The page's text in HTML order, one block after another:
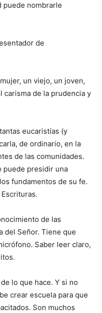
puede nombrarle
de
un viejo, un joven,
carisma de la prudencia y
eucaristías (y
de ordinario, en la
de las comunidades.
puede presidir una
fundamentos de su fe.
de las
del Señor. Tiene que
Saber leer claro,
lo que hace. Y si no
crear escuela para que
Son muchos